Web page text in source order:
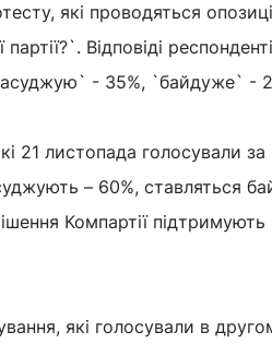
які проводяться
партії?`. Відповіді
- 35%, `байдуже` -
21 листопада голосували
– 60%, ставляться
Компартії
які голосували в